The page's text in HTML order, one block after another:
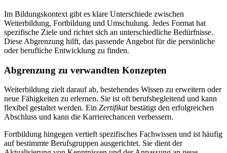
Im Bildungskontext gibt es klare Unterschiede zwischen
Weiterbildung, Fortbildung und Umschulung. Jedes Format hat
spezifische Ziele und richtet sich an unterschiedliche Bedürfnisse.
Diese Abgrenzung hilft, das passende Angebot für die persönliche
oder berufliche Entwicklung zu finden.
Abgrenzung zu verwandten Konzepten
Weiterbildung zielt darauf ab, bestehendes Wissen zu erweitern oder
neue Fähigkeiten zu erlernen. Sie ist oft berufsbegleitend und kann
flexibel gestaltet werden. Ein Zertifikatbestätigt den erfolgreichen
Abschluss und kann die Karrierechancen verbessern.
Fortbildung hingegen vertieft spezifisches Fachwissen und ist häufig
auf bestimmte Berufsgruppen ausgerichtet. Sie dient der